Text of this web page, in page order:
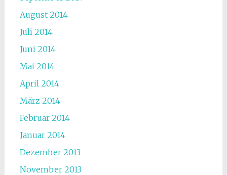
August 2014
Juli 2014
Juni 2014
Mai 2014
April 2014
März 2014
Februar 2014
Januar 2014
Dezember 2013
November 2013